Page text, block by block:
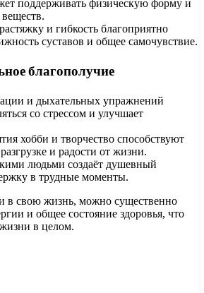
поддерживать физическую форму и
и гибкость благоприятно
суставов и общее самочувствие.
благополучие
и дыхательных упражнений
со стрессом и улучшает
хобби и творчество способствуют
и радости от жизни.
людьми создаёт душевный
в трудные моменты.
в свою жизнь, можно существенно
и общее состояние здоровья, что
в целом.